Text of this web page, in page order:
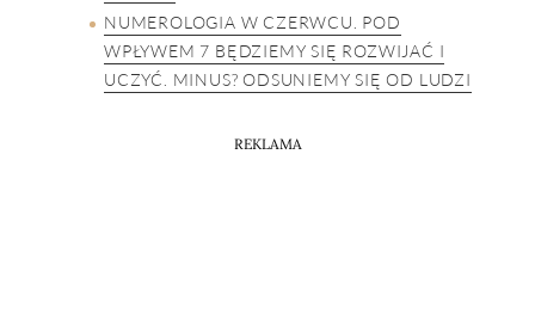
NUMEROLOGIA W CZERWCU. POD
WPŁYWEM 7 BĘDZIEMY SIĘ ROZWIJAĆ I
UCZYĆ. MINUS? ODSUNIEMY SIĘ OD LUDZI
REKLAMA